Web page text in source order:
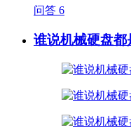
问答 6
谁说机械硬盘都